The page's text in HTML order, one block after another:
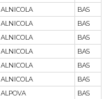
ALNICOLA
BAS
ALNICOLA
BAS
ALNICOLA
BAS
ALNICOLA
BAS
ALNICOLA
BAS
ALNICOLA
BAS
ALPOVA
BAS